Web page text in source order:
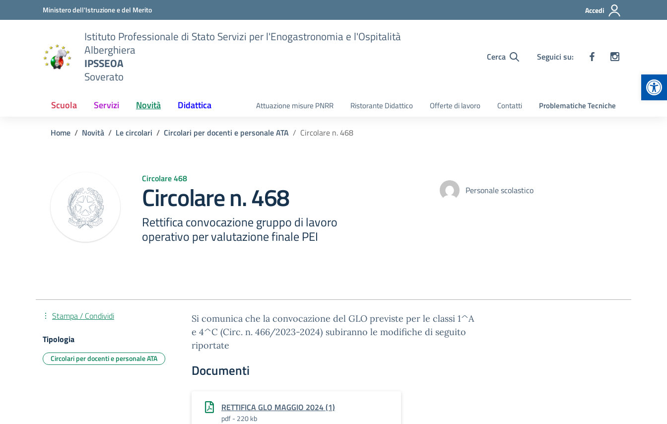
Vai ai contenuti
Vai al menu di navigazioneMinistero dell'Istruzione e del Merito Accedi
Istituto Professionale di Stato Servizi per l'Enogastronomia e l'Ospitalità
Alberghiera
IPSSEOA
Soverato
Cerca Seguici su:
Scuola Servizi Novità Didattica Attuazione misure PNRR Ristorante Didattico Offerte di lavoro Contatti Problematiche Tecniche
Home Novità Le circolari Circolari per docenti e personale ATA Circolare n. 468
Circolare 468
Circolare n. 468
Rettifica convocazione gruppo di lavoro
operativo per valutazione finale PEI
Personale scolastico
Si comunica che la convocazione del GLO previste per le classi 1^A
e 4^C (Circ. n. 466/2023-2024) subiranno le modifiche di seguito
riportate
Documenti
RETTIFICA GLO MAGGIO 2024 (1)
pdf - 220 kb
Stampa / Condividi
Tipologia
Circolari per docenti e personale ATA